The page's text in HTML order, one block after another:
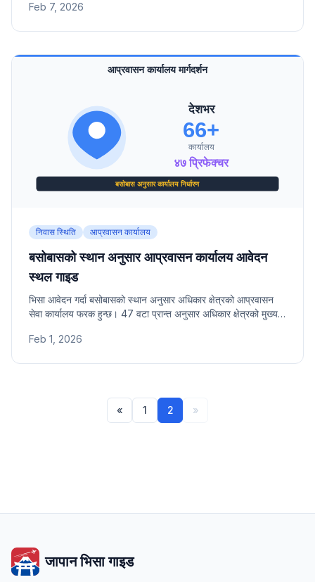
Feb 7, 2026
निवास स्थिति आप्रवासन कार्यालय
बसोबासको स्थान अनुसार आप्रवासन कार्यालय आवेदन
स्थल गाइड
भिसा आवेदन गर्दा बसोबासको स्थान अनुसार अधिकार क्षेत्रको आप्रवासन
सेवा कार्यालय फरक हुन्छ। 47 वटा प्रान्त अनुसार अधिकार क्षेत्रको मुख्य
हेर्नुहोस्।
Feb 1, 2026
« 1 2 »
जापान भिसा गाइड